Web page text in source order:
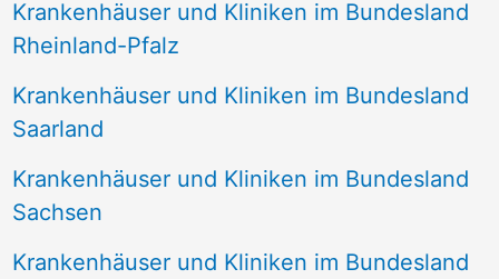
Krankenhäuser und Kliniken im Bundesland
Rheinland-Pfalz
Krankenhäuser und Kliniken im Bundesland
Saarland
Krankenhäuser und Kliniken im Bundesland
Sachsen
Krankenhäuser und Kliniken im Bundesland